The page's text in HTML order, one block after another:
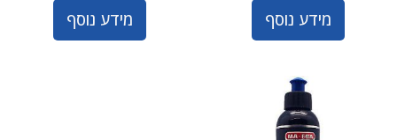
מידע נוסף מידע נוסף